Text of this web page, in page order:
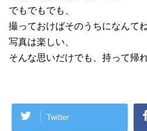
でもでもでも、
撮っておけばそのうちになんて
写真は楽しい、
そんな思いだけでも、持って帰
Twitter